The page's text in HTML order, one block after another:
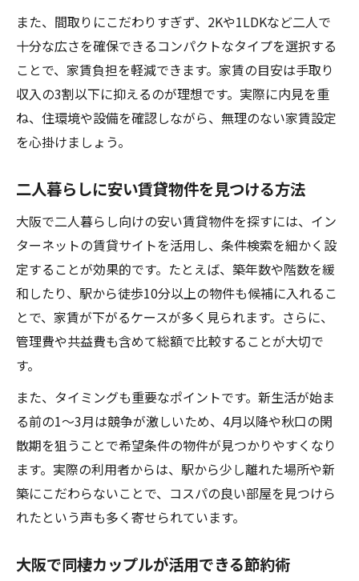
また、間取りにこだわりすぎず、2Kや1LDKなど二人で
十分な広さを確保できるコンパクトなタイプを選択する
ことで、家賃負担を軽減できます。家賃の目安は手取り
収入の3割以下に抑えるのが理想です。実際に内見を重
ね、住環境や設備を確認しながら、無理のない家賃設定
を心掛けましょう。
二人暮らしに安い賃貸物件を見つける方法
大阪で二人暮らし向けの安い賃貸物件を探すには、イン
ターネットの賃貸サイトを活用し、条件検索を細かく設
定することが効果的です。たとえば、築年数や階数を緩
和したり、駅から徒歩10分以上の物件も候補に入れるこ
とで、家賃が下がるケースが多く見られます。さらに、
管理費や共益費も含めて総額で比較することが大切で
す。
また、タイミングも重要なポイントです。新生活が始ま
る前の1～3月は競争が激しいため、4月以降や秋口の閑
散期を狙うことで希望条件の物件が見つかりやすくなり
ます。実際の利用者からは、駅から少し離れた場所や新
築にこだわらないことで、コスパの良い部屋を見つけら
れたという声も多く寄せられています。
大阪で同棲カップルが活用できる節約術